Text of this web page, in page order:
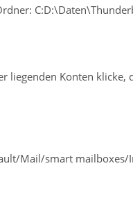
liegenden Konten klicke,
Mail/smart mailboxes/